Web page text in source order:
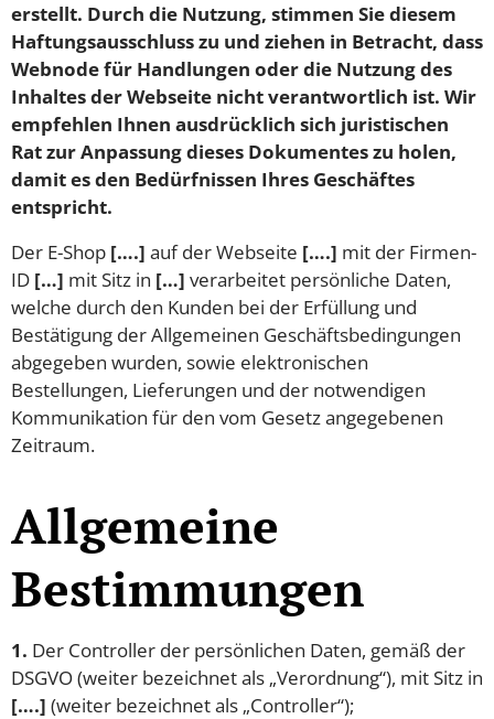
erstellt. Durch die Nutzung, stimmen Sie diesem
Haftungsausschluss zu und ziehen in Betracht, dass
Webnode für Handlungen oder die Nutzung des
Inhaltes der Webseite nicht verantwortlich ist. Wir
empfehlen Ihnen ausdrücklich sich juristischen
Rat zur Anpassung dieses Dokumentes zu holen,
damit es den Bedürfnissen Ihres Geschäftes
entspricht.
Der E-Shop [….] auf der Webseite [….] mit der Firmen-
ID […] mit Sitz in […] verarbeitet persönliche Daten,
welche durch den Kunden bei der Erfüllung und
Bestätigung der Allgemeinen Geschäftsbedingungen
abgegeben wurden, sowie elektronischen
Bestellungen, Lieferungen und der notwendigen
Kommunikation für den vom Gesetz angegebenen
Zeitraum.
Allgemeine
Bestimmungen
1. Der Controller der persönlichen Daten, gemäß der
DSGVO (weiter bezeichnet als „Verordnung“), mit Sitz in
[….] (weiter bezeichnet als „Controller“);